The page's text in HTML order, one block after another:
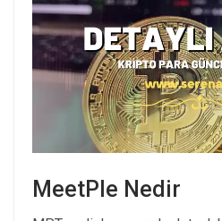
MeetPle Nedir